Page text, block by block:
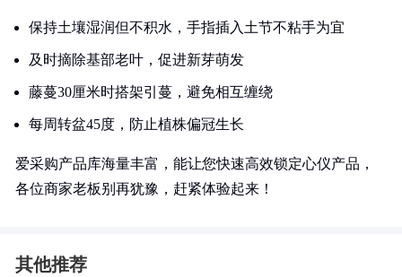
保持土壤湿润但不积水，手指插入土节不粘手为宜
及时摘除基部老叶，促进新芽萌发
藤蔓30厘米时搭架引蔓，避免相互缠绕
每周转盆45度，防止植株偏冠生长
爱采购产品库海量丰富，能让您快速高效锁定心仪产品，
各位商家老板别再犹豫，赶紧体验起来！
其他推荐